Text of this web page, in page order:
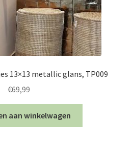
13×13 metallic glans, TP009
€69,99
aan winkelwagen